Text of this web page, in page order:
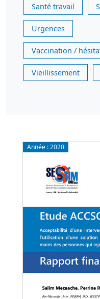
Santé travail
Urgences
Vaccination /
Vieillissement
Année :2020